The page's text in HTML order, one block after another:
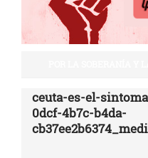
ceuta-es-el-
0dcf-4b7c-b4da-